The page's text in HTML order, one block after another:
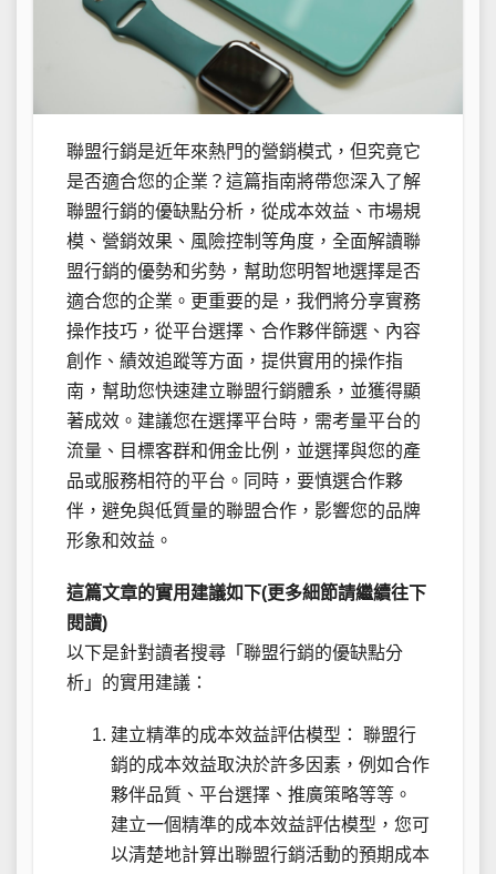
聯盟行銷是近年來熱門的營銷模式，但究竟它
是否適合您的企業？這篇指南將帶您深入了解
聯盟行銷的優缺點分析，從成本效益、市場規
模、營銷效果、風險控制等角度，全面解讀聯
盟行銷的優勢和劣勢，幫助您明智地選擇是否
適合您的企業。更重要的是，我們將分享實務
操作技巧，從平台選擇、合作夥伴篩選、內容
創作、績效追蹤等方面，提供實用的操作指
南，幫助您快速建立聯盟行銷體系，並獲得顯
著成效。建議您在選擇平台時，需考量平台的
流量、目標客群和佣金比例，並選擇與您的產
品或服務相符的平台。同時，要慎選合作夥
伴，避免與低質量的聯盟合作，影響您的品牌
形象和效益。
這篇文章的實用建議如下(更多細節請繼續往下
閱讀)
以下是針對讀者搜尋「聯盟行銷的優缺點分
析」的實用建議：
建立精準的成本效益評估模型： 聯盟行
銷的成本效益取決於許多因素，例如合作
夥伴品質、平台選擇、推廣策略等等。
建立一個精準的成本效益評估模型，您可
以清楚地計算出聯盟行銷活動的預期成本